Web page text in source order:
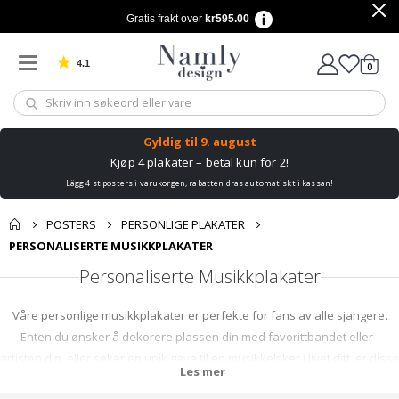
Gratis frakt over kr595.00
4.1 Basert på 1025 stemmer 0varer
Gyldig til 9. august
Kjøp 4 plakater – betal kun for 2!
Lägg 4 st posters i varukorgen, rabatten dras automatiskt i kassan!
POSTERS
PERSONLIGE PLAKATER
PERSONALISERTE MUSIKKPLAKATER
Personaliserte Musikkplakater
Våre personlige musikkplakater er perfekte for fans av alle sjangere.
Enten du ønsker å dekorere plassen din med favorittbandet eller -
artisten din, eller søker en unik gave til en musikkelsker i livet ditt, er disse
plakatene sikre på å treffe den rette tonen. Hver plakat kan tilpasses for
Les mer